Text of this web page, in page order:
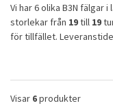
Vi har 6 olika B3N fälgar i
storlekar från 19till 19
för tillfället.
Visar 6produkter